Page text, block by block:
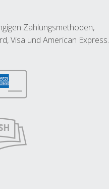
Zahlungsmethoden,
Visa und American Express.